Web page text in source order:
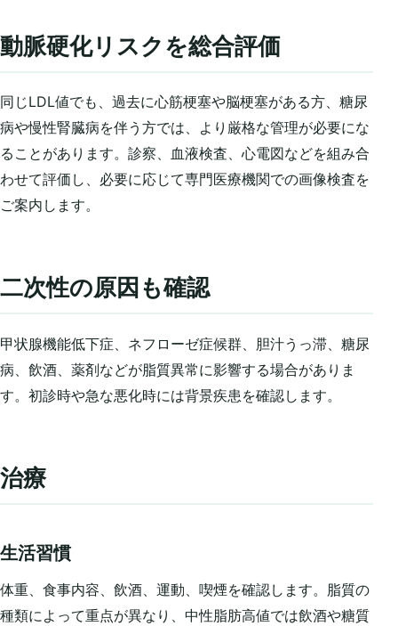
動脈硬化リスクを総合評価
同じLDL値でも、過去に心筋梗塞や脳梗塞がある方、糖尿
病や慢性腎臓病を伴う方では、より厳格な管理が必要にな
ることがあります。診察、血液検査、心電図などを組み合
わせて評価し、必要に応じて専門医療機関での画像検査を
ご案内します。
二次性の原因も確認
甲状腺機能低下症、ネフローゼ症候群、胆汁うっ滞、糖尿
病、飲酒、薬剤などが脂質異常に影響する場合がありま
す。初診時や急な悪化時には背景疾患を確認します。
治療
生活習慣
体重、食事内容、飲酒、運動、喫煙を確認します。脂質の
種類によって重点が異なり、中性脂肪高値では飲酒や糖質